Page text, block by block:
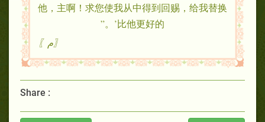
他，主啊！求您使我从中得到回赐，给我替换
比他更好的’。”
〖م〗
Share :